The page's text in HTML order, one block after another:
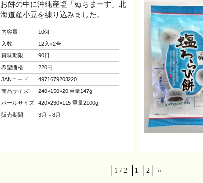
お餅の中に沖縄産塩「ぬちまーす」北
海道産小豆を練り込みました。
内容量
10個
入数
12入×2合
賞味期限
90日
希望価格
220円
JANコード
4971679203220
商品サイズ
240×150×20 重量147g
ボールサイズ
420×230×115 重量2100g
販売期間
3月～8月
1 / 2 1 2 »